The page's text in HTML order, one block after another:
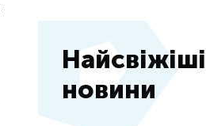
Найсвіжіші
новини